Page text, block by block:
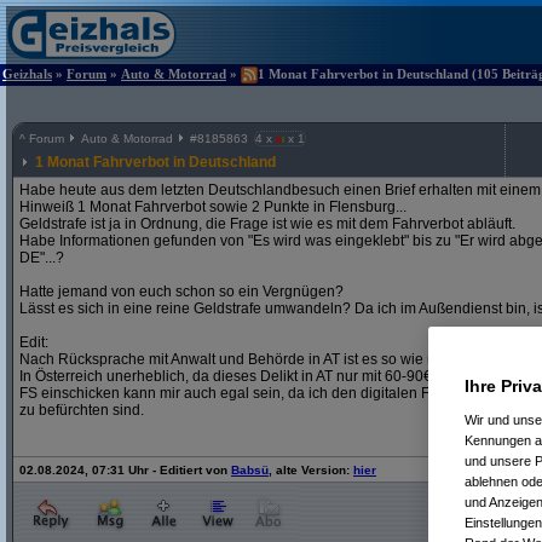
Geizhals » Forum » Auto & Motorrad » 1 Monat Fahrverbot in Deutschland (105
^ Forum Auto & Motorrad #8185863 4 x x 1
1 Monat Fahrverbot in Deutschland
Habe heute aus dem letzten Deutschlandbesuch einen Brief erhalten mit
Hinweiß 1 Monat Fahrverbot sowie 2 Punkte in Flensburg...
Geldstrafe ist ja in Ordnung, die Frage ist wie es mit dem Fahrverbot abläuft.
Habe Informationen gefunden von "Es wird was eingeklebt" bis zu "Er wird
DE"...?
Hatte jemand von euch schon so ein Vergnügen?
Lässt es sich in eine reine Geldstrafe umwandeln? Da ich im Außendienst bin,
Edit:
Nach Rücksprache mit Anwalt und Behörde in AT ist es so wie manche bereits
In Österreich unerheblich, da dieses Delikt in AT nur mit 60-90€ bestraft
FS einschicken kann mir auch egal sein, da ich den digitalen FS auch noch
zu befürchten sind.
02.08.2024, 07:31 Uhr - Editiert von Babsü , alte Version: hier
Ihre
Wir und
Kennungen
und unsere
ablehnen
und